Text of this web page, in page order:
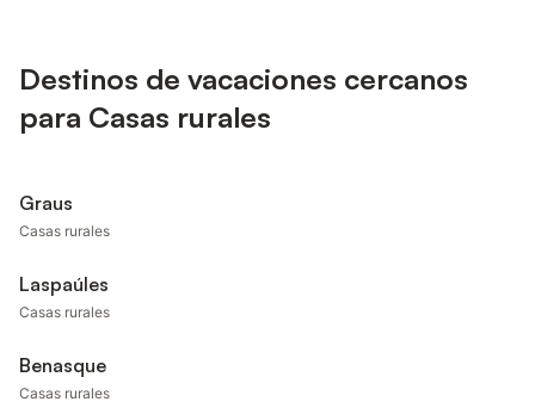
Destinos de vacaciones cercanos
para Casas rurales
Graus
Casas rurales
Laspaúles
Casas rurales
Benasque
Casas rurales